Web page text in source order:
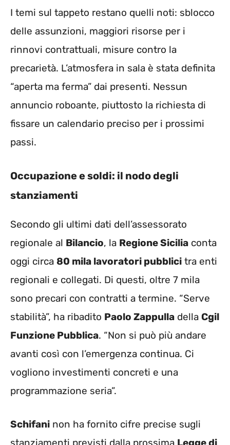
I temi sul tappeto restano quelli noti: sblocco
delle assunzioni, maggiori risorse per i
rinnovi contrattuali, misure contro la
precarietà. L’atmosfera in sala è stata definita
“aperta ma ferma” dai presenti. Nessun
annuncio roboante, piuttosto la richiesta di
fissare un calendario preciso per i prossimi
passi.
Occupazione e soldi: il nodo degli
stanziamenti
Secondo gli ultimi dati dell’assessorato
regionale al Bilancio, la Regione Sicilia conta
oggi circa 80 mila lavoratori pubblici tra enti
regionali e collegati. Di questi, oltre 7 mila
sono precari con contratti a termine. “Serve
stabilità”, ha ribadito Paolo Zappulla della Cgil
Funzione Pubblica. “Non si può più andare
avanti così con l’emergenza continua. Ci
vogliono investimenti concreti e una
programmazione seria”.
Schifani non ha fornito cifre precise sugli